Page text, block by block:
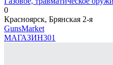
0
Красноярск, Брянская 2-я
GunsMarket
МАГАЗИН301